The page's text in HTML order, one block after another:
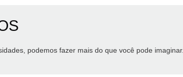
podemos fazer mais do que você pode imaginar.